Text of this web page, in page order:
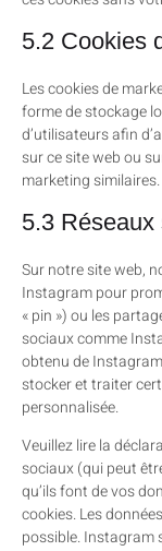
5.2 Cookies
Les cookies de
forme de stockage
d’utilisateurs afin
sur ce site web ou
marketing similaires.
5.3 Réseaux
Sur notre site web,
Instagram pour
« pin ») ou les
sociaux comme
obtenu de
stocker et traiter
personnalisée.
Veuillez lire la
sociaux (qui peut
qu’ils font de vos
cookies. Les
possible. Instagram